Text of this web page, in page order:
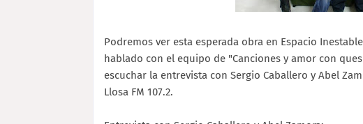
Podremos ver esta esperada obra en Espacio
hablado con el equipo de "Canciones y amor con
escuchar la entrevista con Sergio Caballero y Abel
Llosa FM 107.2.